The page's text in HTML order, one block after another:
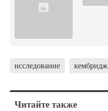
исследование кембридж
Читайте также